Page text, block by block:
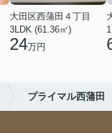
大田区西蒲田４丁目
3LDK (61.36㎡)
24万円
プライマル西蒲田